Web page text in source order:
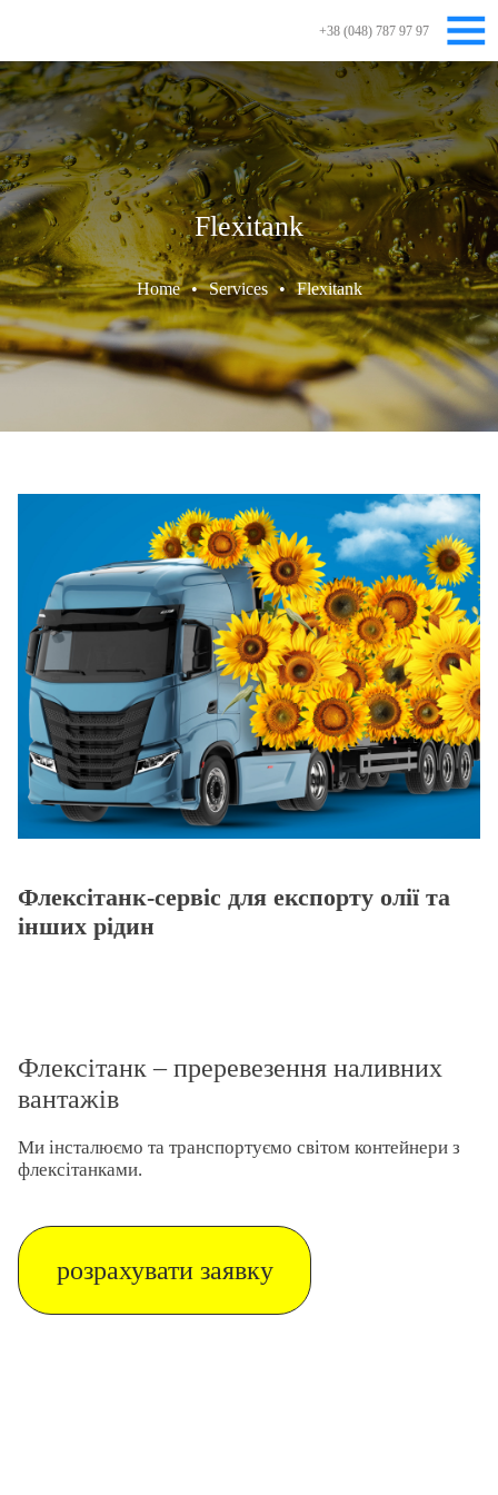
+38 (048) 787 97 97
Flexitank
Home • Services • Flexitank
Флексітанк-сервіс для експорту олії та
інших рідин
Флексітанк – преревезення наливних
вантажів
Ми інсталюємо та транспортуємо світом контейнери з
флексітанками.
розрахувати заявку